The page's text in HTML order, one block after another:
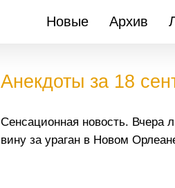
Новые Архив
Анекдоты за 18
Сенсационная новость. Вчера
вину за ураган в Новом